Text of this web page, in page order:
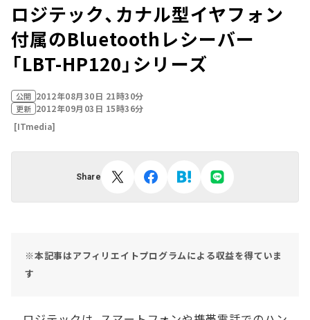
ロジテック、カナル型イヤフォン
付属のBluetoothレシーバー
「LBT-HP120」シリーズ
公開 2012年08月30日 21時30分
更新 2012年09月03日 15時36分
[ITmedia]
Share
※本記事はアフィリエイトプログラムによる収益を得ていま
す